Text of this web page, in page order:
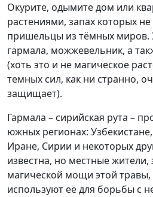
Окурите, одымите дом или
растениями, запах которых
пришельцы из тёмных миров.
гармала, можжевельник, а
(хоть это и не магическое
темных сил, как ни странно,
защищает).
Гармала – сирийская рута –
южных регионах:
Иране, Сирии и некоторых
известна, но местные жители,
магической мощи этой травы,
используют её для борьбы с